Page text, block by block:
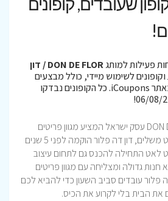
פעילות למותג
DON DE FLOR / דון
וקופונים לשימוש מיידי, כולל מבצעים
בלעדיים הזמינים רק באתר iCoupons. כל הקופונים נבדקו
DON DE FLOR-HOME DECOR עסק ישראל המציע מגוון פריטים
יחודיים לעיצוב הבית וריהוט משלים, דון דה פלור הוקמה לפני 5 שנים
לאט התחילה להכנס גם לתחום עיצוב
חנות גדולה ומצליחה עם מגוון פריטים
פלור עובדים סביב השעון כדי להביא לכם
את הבית בלי לקרוע את הכיס.